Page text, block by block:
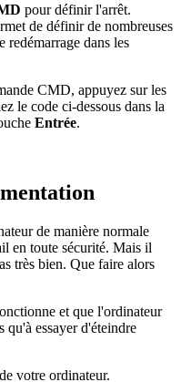
pour définir l'arrêt.
de définir de nombreuses
dans les
CMD, appuyez sur les
le code ci-dessous dans la
Entrée.
de manière normale
en toute sécurité. Mais il
très bien. Que faire alors
et que l'ordinateur
qu'à essayer d'éteindre
votre ordinateur.